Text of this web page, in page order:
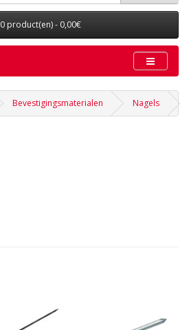
0 product(en) - 0,00€
Bevestigingsmaterialen Nagels